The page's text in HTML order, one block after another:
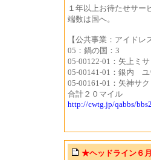
１年以上お待たせサー
端数は国へ。
【公共事業：アイドレ
05：鍋の国：3
05-00122-01：矢上ミサ
05-00141-01：銀内 ユ
05-00161-01：矢神サ
合計２０マイル
http://cwtg.jp/qabbs/
★ヘッドライン６